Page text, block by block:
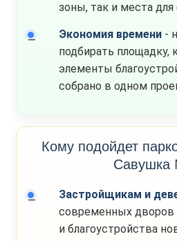
зоны, так и места
Экономия времени -
подбирать площадку,
элементы
собрано в одном
Кому подойдет
Застройщикам и
современных
и благоустройства